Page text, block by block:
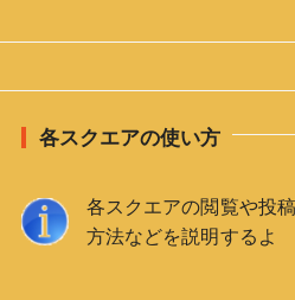
各スクエアの使い方
各スクエアの閲覧や投
方法などを説明するよ